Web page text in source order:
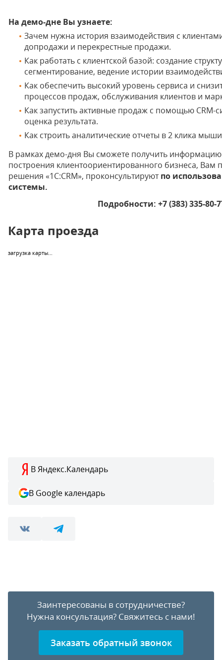
На демо-дне Вы узнаете:
Зачем нужна история взаимодействия с
допродажи и перекрестные продажи.
Как работать с клиентской базой: создание
сегментирование, ведение истории
Как обеспечить высокий уровень сервиса и
процессов продаж, обслуживания клиентов и
Как запустить активные продаж с помощью CRM-
оценка результата.
Как строить аналитические отчеты в 2 клика
В рамках демо-дня Вы сможете получить
построения клиентоориентированного бизнеса,
решения «1С:CRM», проконсультируютпо
системы.
Подробности: +7 (383) 335-
Карта проезда
загрузка карты...
В Яндекс.Календарь
В Google календарь
Заинтересованы в сотрудничестве?
Нужна консультация? Свяжитесь с нами!
Заказать обратный звонок